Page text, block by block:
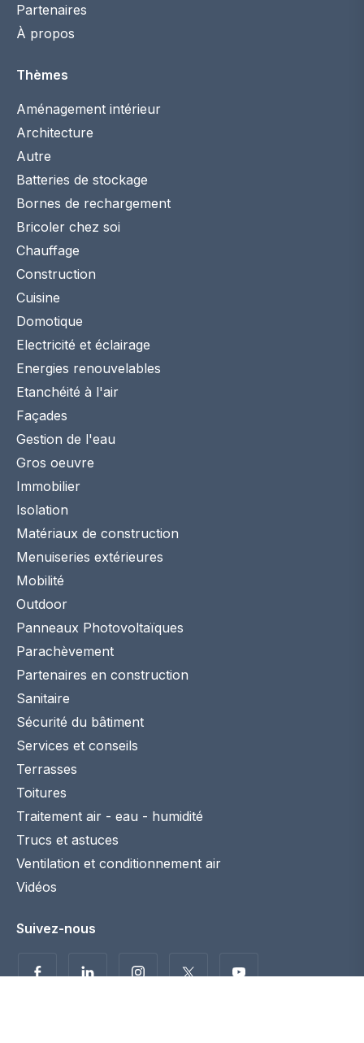
Partenaires
À propos
Thèmes
Aménagement intérieur
Architecture
Autre
Batteries de stockage
Bornes de rechargement
Bricoler chez soi
Chauffage
Construction
Cuisine
Domotique
Electricité et éclairage
Energies renouvelables
Etanchéité à l'air
Façades
Gestion de l'eau
Gros oeuvre
Immobilier
Isolation
Matériaux de construction
Menuiseries extérieures
Mobilité
Outdoor
Panneaux Photovoltaïques
Parachèvement
Partenaires en construction
Sanitaire
Sécurité du bâtiment
Services et conseils
Terrasses
Toitures
Traitement air - eau - humidité
Trucs et astuces
Ventilation et conditionnement air
Vidéos
Suivez-nous